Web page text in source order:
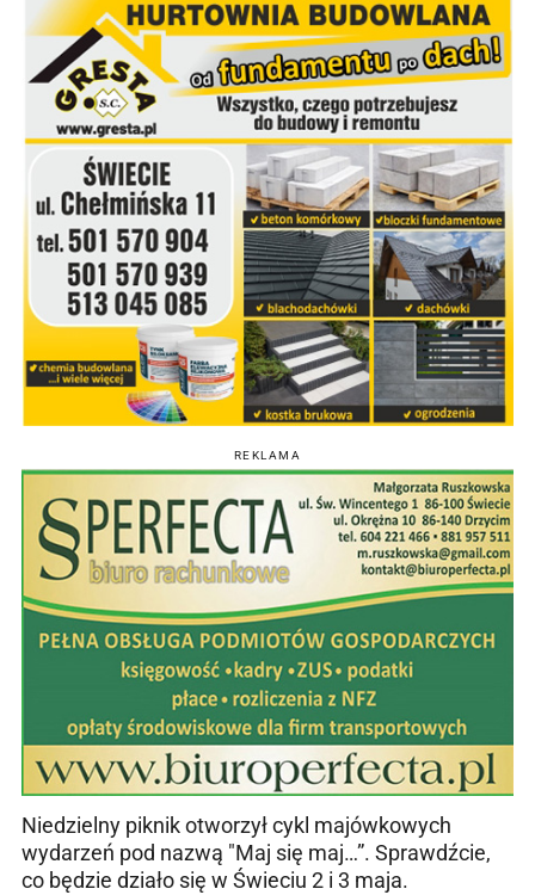
REKLAMA
Niedzielny piknik otworzył cykl majówkowych
wydarzeń pod nazwą "Maj się maj…”. Sprawdźcie,
co będzie działo się w Świeciu 2 i 3 maja.